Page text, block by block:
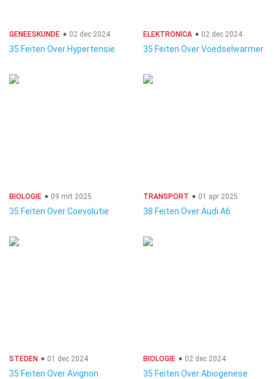
GENEESKUNDE 02 dec 2024
35 Feiten Over Hypertensie
ELEKTRONICA 02 dec 2024
35 Feiten Over Voedselwarmer
BIOLOGIE 09 mrt 2025
35 Feiten Over Coevolutie
TRANSPORT 01 apr 2025
38 Feiten Over Audi A6
STEDEN 01 dec 2024
35 Feiten Over Avignon
BIOLOGIE 02 dec 2024
35 Feiten Over Abiogenese